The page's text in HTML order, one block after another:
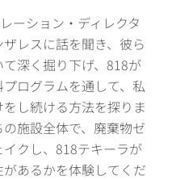
ーション・ディレクタ
レスに話を聞き、彼ら
深く掘り下げ、818が
ログラムを通して、私
し続ける方法を探りま
施設全体で、廃棄物ゼ
クし、818テキーラが
あるかを体験してくだ